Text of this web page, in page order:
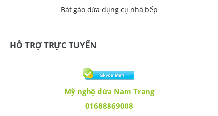
Bát gáo dừa dụng cụ nhà bếp
HỖ TRỢ TRỰC TUYẾN
Mỹ nghệ dừa Nam Trang
01688869008